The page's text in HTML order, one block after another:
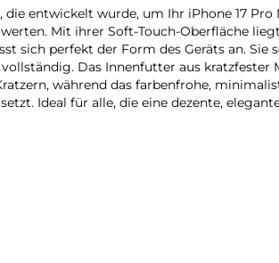
die entwickelt wurde, um Ihr iPhone 17 Pro
Mit ihrer Soft-Touch-Oberfläche
sich perfekt der Form des Geräts an. Sie
Das Innenfutter aus kratzfester
während das farbenfrohe,
Ideal für alle, die eine dezente,